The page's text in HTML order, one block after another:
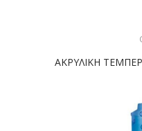
ΑΚΡΥΛΙΚΗ